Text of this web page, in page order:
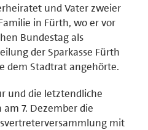
und Vater zweier
in Fürth, wo er vor
Bundestag als
der Sparkasse Fürth
dem Stadtrat angehörte.
und die letztendliche
7. Dezember die
mit